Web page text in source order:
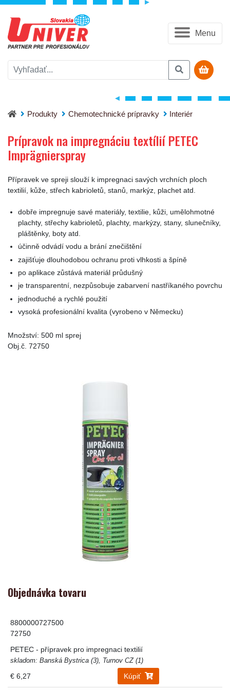
Menu
Produkty Chemotechnické prípravky Interiér
Prípravok na impregnáciu textílií PETEC Imprägnierspray
Prípravok na impregnáciu textílií PETEC
Imprägnierspray
Přípravek ve spreji slouží k impregnaci savých vrchních ploch
textilií, kůže, střech kabrioletů, stanů, markýz, plachet atd.
dobře impregnuje savé materiály, textilie, kůži, umělohmotné
plachty, střechy kabrioletů, plachty, markýzy, stany, slunečníky,
pláštěnky, boty atd.
účinně odvádí vodu a brání znečištění
zajišťuje dlouhodobou ochranu proti vlhkosti a špíně
po aplikace zůstává materiál průdušný
je transparentní, nezpůsobuje zabarvení nastříkaného povrchu
jednoduché a rychlé použití
vysoká profesionální kvalita (vyrobeno v Německu)
Množství: 500 ml sprej
Obj.č. 72750
Objednávka tovaru
8800000727500
72750
PETEC - přípravek pro impregnaci textilií
skladom: Banská Bystrica (3), Turnov CZ (1)
€ 6,27 Kúpiť